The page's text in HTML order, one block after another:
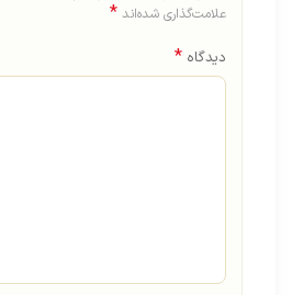
علامت‌گذاری شده‌اند *
دیدگاه *